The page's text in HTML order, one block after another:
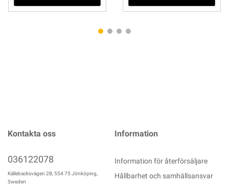
Kontakta oss
036122078
Källebacksvägen 2B, 554 75 Jönköping,
Sweden
Information
Information för återförsäljare
Hållbarhet och samhällsansvar